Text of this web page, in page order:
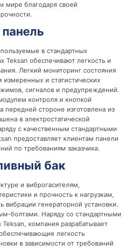
мире благодаря своей
в стандартных
Teksan обеспечивают легкость и
Легкий мониторинг состояния
измеренных и статистических
сигналов и предупреждений.
контроля и кнопкой
передней стороне изготовлена из
в электростатической
с качественным стандартными
предоставляет клиентам панели
по требованиям заказчика.
бак
и виброгасителям,
и прочность к нагрузкам,
вибрации генераторной установки.
болтами. Наряду со стандартными
компания разрабатывает
легкость
в зависимости от требований